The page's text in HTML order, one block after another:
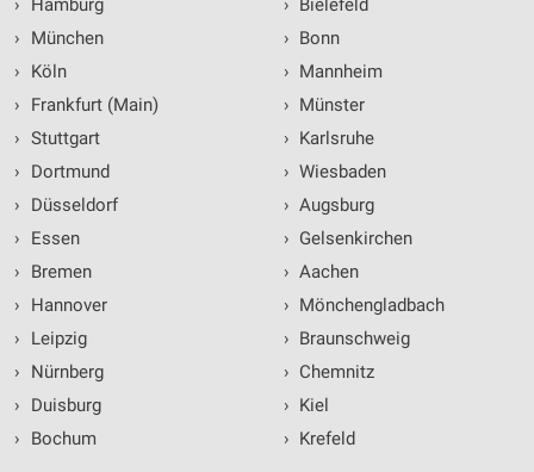
›
Hamburg
›
München
›
Köln
›
Frankfurt (Main)
› Stuttgart
›
Dortmund
›
Düsseldorf
›
Essen
›
Bremen
›
Hannover
›
Leipzig
›
Nürnberg
›
Duisburg
›
Bochum
› Bielefeld
› Bonn
› Mannheim
› Münster
› Karlsruhe
› Wiesbaden
› Augsburg
› Gelsenkirchen
› Aachen
› Mönchengladbach
› Braunschweig
› Chemnitz
› Kiel
› Krefeld